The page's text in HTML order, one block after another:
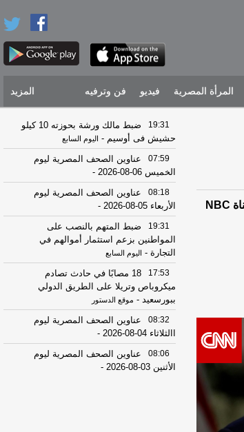
المرأة المصرية فيديو فن وترفيه المزيد
من أغرب مقابلاته.. ترامب يشتاط عضبًا وينهي لقاء له مع مراسلة قناة NBC
19:31
ضبط مالك ورشة بحوزته 10 كيلو
حشيش فى أوسيم - اليوم السابع
07:59
عناوين الصحف المصرية ليوم
الخميس 06-08-2026
-
08:18
عناوين الصحف المصرية ليوم
الأربعاء 05-08-2026
-
19:31
ضبط المتهم بالنصب على
المواطنين بزعم استثمار أموالهم في
التجارة - اليوم السابع
17:53
18 مصابًا في حادث تصادم
ميكروباص وتريلا على الطريق الدولي
ببورسعيد - موقع الدستور
08:32
عناوين الصحف المصرية ليوم
االثلاثاء 04-08-2026
-
08:06
عناوين الصحف المصرية ليوم
الأثنين 03-08-2026
-